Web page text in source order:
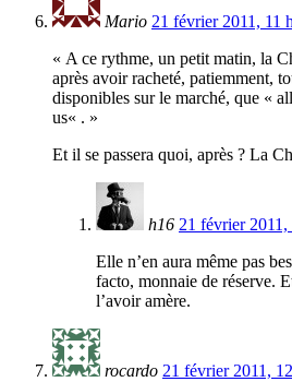
Mario 21 février 2011, 11
« A ce rythme, un petit matin, la
après avoir racheté, patiemment,
disponibles sur le marché, que «
us« . »
Et il se passera quoi, après ? La
h16 21 février
Elle n’en aura même pas
facto, monnaie de réserve.
l’avoir amère.
rocardo 21 février 2011,